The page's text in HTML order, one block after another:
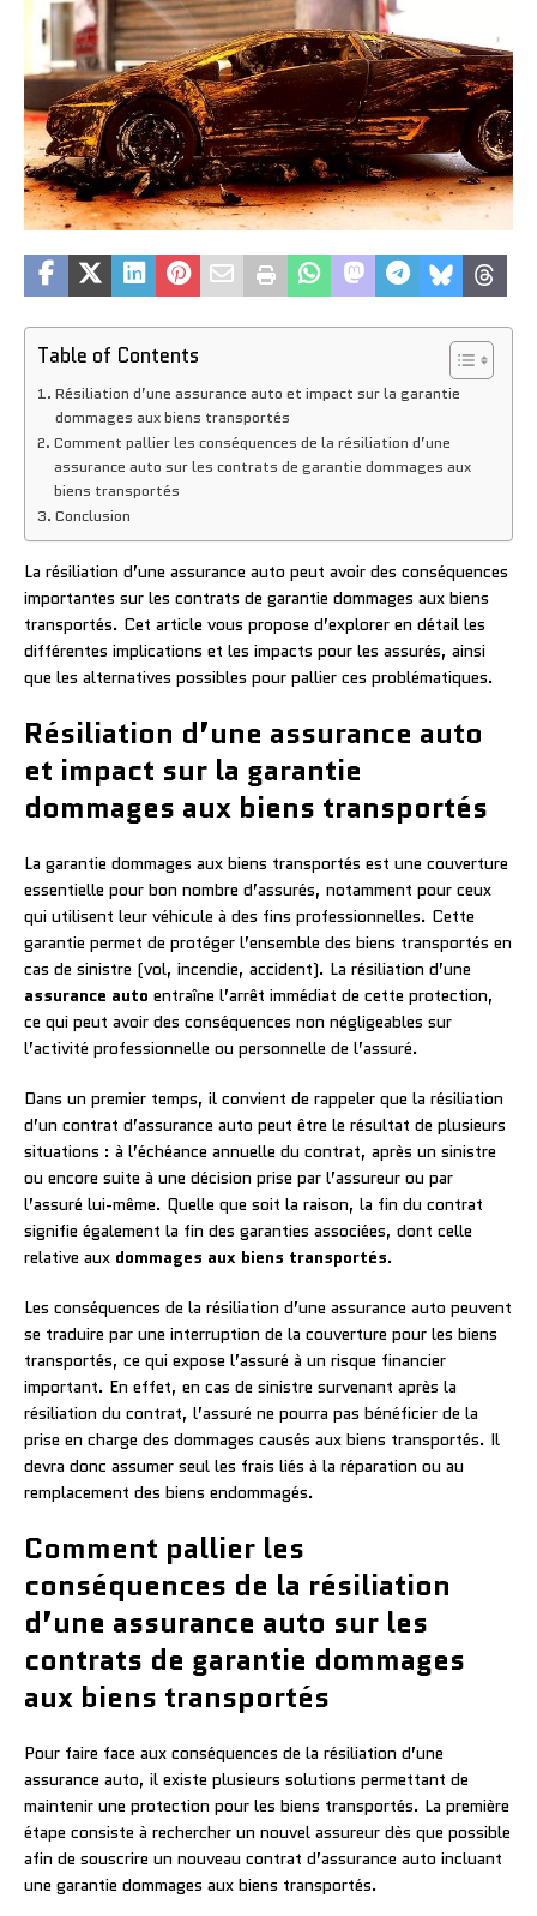
Table of Contents
Résiliation d’une assurance auto et impact sur la garantie
dommages aux biens transportés
Comment pallier les conséquences de la résiliation d’une
assurance auto sur les contrats de garantie dommages aux
biens transportés
Conclusion
La résiliation d’une assurance auto peut avoir des conséquences
importantes sur les contrats de garantie dommages aux biens
transportés. Cet article vous propose d’explorer en détail les
différentes implications et les impacts pour les assurés, ainsi
que les alternatives possibles pour pallier ces problématiques.
Résiliation d’une assurance auto
et impact sur la garantie
dommages aux biens transportés
La garantie dommages aux biens transportés est une couverture
essentielle pour bon nombre d’assurés, notamment pour ceux
qui utilisent leur véhicule à des fins professionnelles. Cette
garantie permet de protéger l’ensemble des biens transportés en
cas de sinistre (vol, incendie, accident). La résiliation d’une
assurance auto entraîne l’arrêt immédiat de cette protection,
ce qui peut avoir des conséquences non négligeables sur
l’activité professionnelle ou personnelle de l’assuré.
Dans un premier temps, il convient de rappeler que la résiliation
d’un contrat d’assurance auto peut être le résultat de plusieurs
situations : à l’échéance annuelle du contrat, après un sinistre
ou encore suite à une décision prise par l’assureur ou par
l’assuré lui-même. Quelle que soit la raison, la fin du contrat
signifie également la fin des garanties associées, dont celle
relative aux dommages aux biens transportés.
Les conséquences de la résiliation d’une assurance auto peuvent
se traduire par une interruption de la couverture pour les biens
transportés, ce qui expose l’assuré à un risque financier
important. En effet, en cas de sinistre survenant après la
résiliation du contrat, l’assuré ne pourra pas bénéficier de la
prise en charge des dommages causés aux biens transportés. Il
devra donc assumer seul les frais liés à la réparation ou au
remplacement des biens endommagés.
Comment pallier les
conséquences de la résiliation
d’une assurance auto sur les
contrats de garantie dommages
aux biens transportés
Pour faire face aux conséquences de la résiliation d’une
assurance auto, il existe plusieurs solutions permettant de
maintenir une protection pour les biens transportés. La première
étape consiste à rechercher un nouvel assureur dès que possible
afin de souscrire un nouveau contrat d’assurance auto incluant
une garantie dommages aux biens transportés.